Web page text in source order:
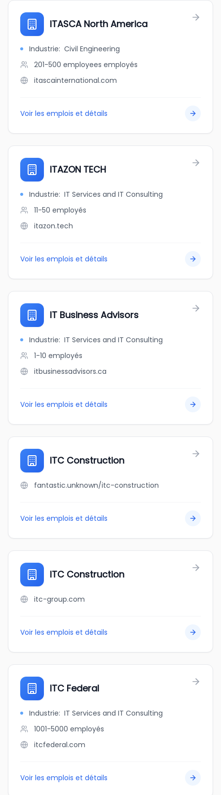
ITASCA North America
Industrie: Civil Engineering
201-500 employees employés
itascainternational.com
Voir les emplois et détails
ITAZON TECH
Industrie: IT Services and IT Consulting
11-50 employés
itazon.tech
Voir les emplois et détails
IT Business Advisors
Industrie: IT Services and IT Consulting
1-10 employés
itbusinessadvisors.ca
Voir les emplois et détails
ITC Construction
fantastic.unknown/itc-construction
Voir les emplois et détails
ITC Construction
itc-group.com
Voir les emplois et détails
ITC Federal
Industrie: IT Services and IT Consulting
1001-5000 employés
itcfederal.com
Voir les emplois et détails